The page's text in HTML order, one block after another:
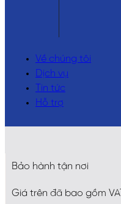
Về chúng tôi
Dịch vụ
Tin tức
Hỗ trợ
Bảo hành tận nơi
Giá trên đã bao gồm VAT